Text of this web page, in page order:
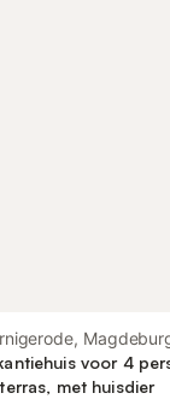
voor 4
met huisdier